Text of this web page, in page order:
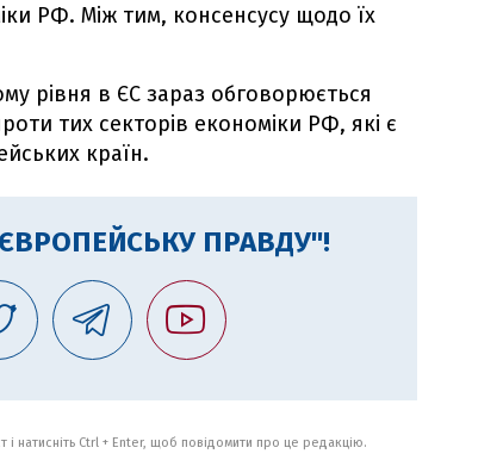
РФ. Між тим, консенсусу щодо їх
рівня в ЄС зараз обговорюється
тих секторів економіки РФ, які є
країн.
ПРАВДУ"!
і натисніть Ctrl + Enter, щоб повідомити про це редакцію.